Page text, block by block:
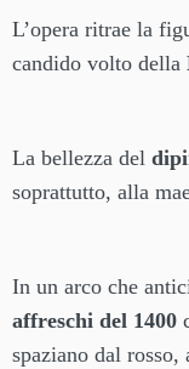
L’opera ritrae la
candido volto della
La bellezza del
soprattutto, alla
In un arco che
affreschi del 1400
spaziano dal rosso,